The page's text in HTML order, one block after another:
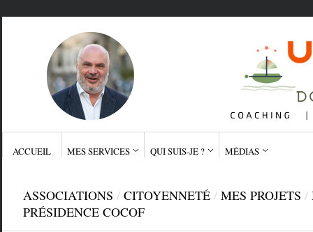
ACCUEIL MES SERVICES QUI SUIS-JE ? MÉDIAS
ASSOCIATIONS / CITOYENNETÉ / MES PROJETS /
PRÉSIDENCE COCOF